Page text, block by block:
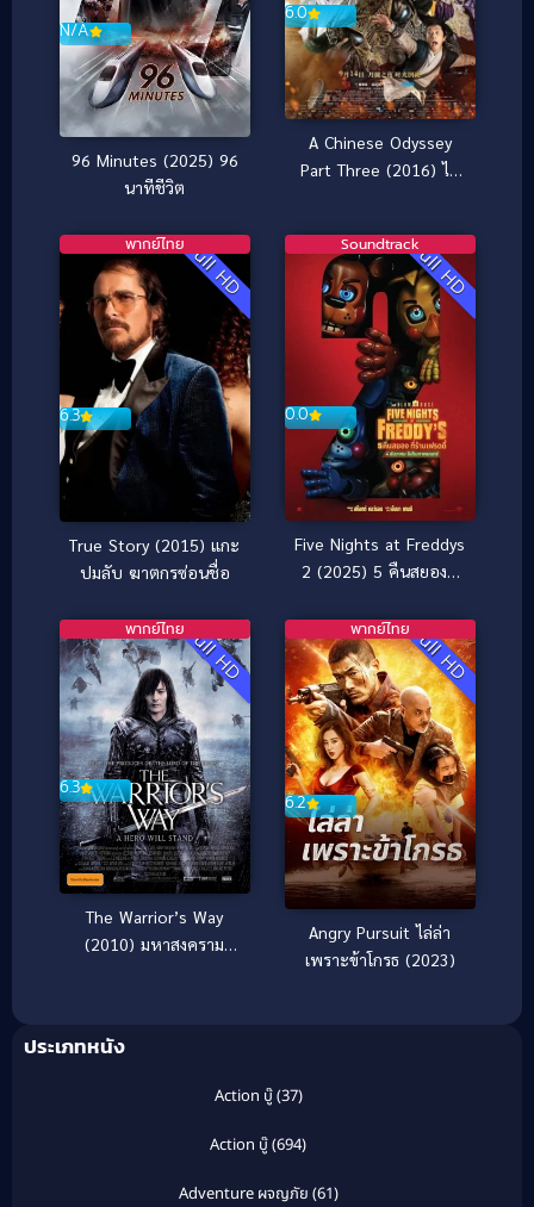
N/A
96 Minutes (2025) 96
นาทีชีวิต
6.0
A Chinese Odyssey
Part Three (2016) ไซ
Full HD
6.3
พากย์ไทย
True Story (2015) แกะ
ปมลับ ฆาตกรซ่อนชื่อ
Full HD
0.0
Soundtrack
Five Nights at Freddys
2 (2025) 5 คืนสยองที่
Full HD
6.3
พากย์ไทย
The Warrior’s Way
(2010) มหาสงคราม
Full HD
6.2
พากย์ไทย
Angry Pursuit ไล่ล่า
เพราะข้าโกรธ (2023)
ประเภทหนัง
Action บู๊(37)
Action บู๊(694)
Adventure ผจญภัย (61)